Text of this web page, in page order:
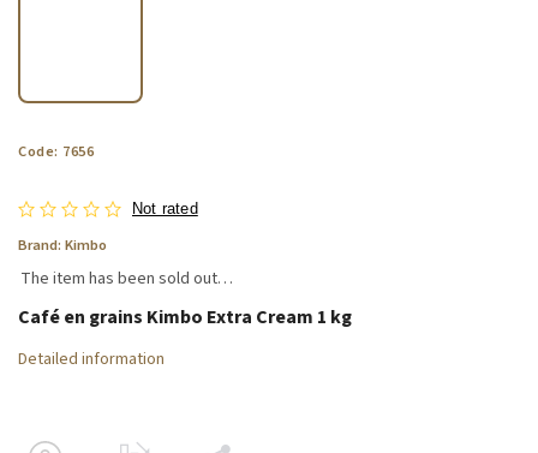
Code: 7656
Not rated
Brand: Kimbo
The item has been sold out…
Café en grains Kimbo Extra Cream 1 kg
Detailed information